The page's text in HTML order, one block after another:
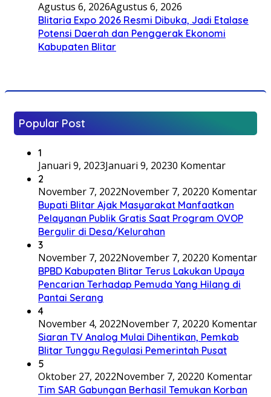
Agustus 6, 2026Agustus 6, 2026
Blitaria Expo 2026 Resmi Dibuka, Jadi Etalase
Potensi Daerah dan Penggerak Ekonomi
Kabupaten Blitar
Popular Post
1
Januari 9, 2023Januari 9, 20230 Komentar
2
November 7, 2022November 7, 20220 Komentar
Bupati Blitar Ajak Masyarakat Manfaatkan
Pelayanan Publik Gratis Saat Program OVOP
Bergulir di Desa/Kelurahan
3
November 7, 2022November 7, 20220 Komentar
BPBD Kabupaten Blitar Terus Lakukan Upaya
Pencarian Terhadap Pemuda Yang Hilang di
Pantai Serang
4
November 4, 2022November 7, 20220 Komentar
Siaran TV Analog Mulai Dihentikan, Pemkab
Blitar Tunggu Regulasi Pemerintah Pusat
5
Oktober 27, 2022November 7, 20220 Komentar
Tim SAR Gabungan Berhasil Temukan Korban